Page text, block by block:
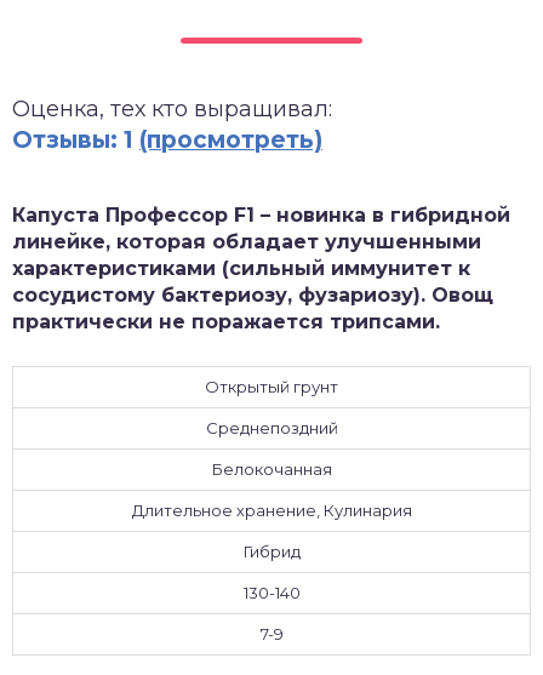
Оценка, тех кто выращивал:
Отзывы: 1 (просмотреть)
Капуста Профессор F1 – новинка в гибридной
линейке, которая обладает улучшенными
характеристиками (сильный иммунитет к
сосудистому бактериозу, фузариозу). Овощ
практически не поражается трипсами.
Открытый грунт
Среднепоздний
Белокочанная
Длительное хранение, Кулинария
Гибрид
130-140
7-9